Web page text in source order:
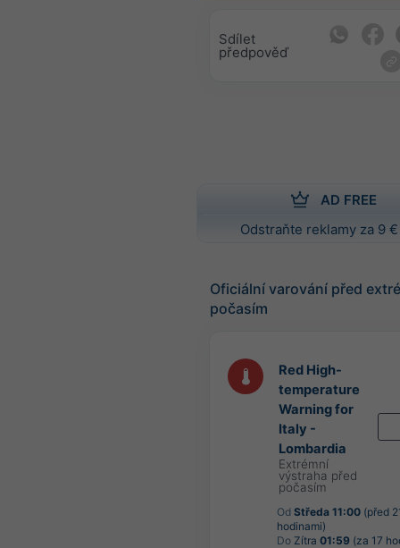
Sdílet
předpověď
AD FREE
Odstraňte reklamy za 9
Oficiální varování před
počasím
Red High-
temperature
Warning for
Italy -
Lombardia
Extrémní
výstraha před
počasím
Od Středa 11:00 (před
hodinami)
Do Zítra 01:59 (za 17